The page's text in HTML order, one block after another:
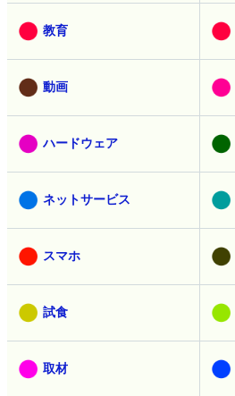
教育
動画
ハードウェア
ネットサービス
スマホ
試食
取材